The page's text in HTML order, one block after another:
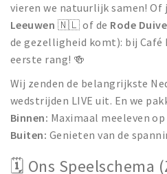
Baroniepoorten
Inloggen
vieren we natuurlijk samen! Of
Leeuwen 🇳🇱 of de Rode
de gezelligheid komt): bij Café
eerste rang! 🍻
Wij zenden de belangrijkste
wedstrijden LIVE uit. En we
Binnen: Maximaal meeleven
Buiten: Genieten van de
🗓️ Ons Speelschema